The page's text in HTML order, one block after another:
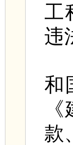
工
违
和
款